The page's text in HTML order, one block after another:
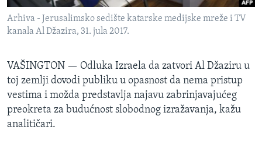
Arhiva - Jerusalimsko sedište katarske medijske mreže i TV
kanala Al Džazira, 31. jula 2017.
VAŠINGTON — Odluka Izraela da zatvori Al Džaziru u
toj zemlji dovodi publiku u opasnost da nema pristup
vestima i možda predstavlja najavu zabrinjavajućeg
preokreta za budućnost slobodnog izražavanja, kažu
analitičari.